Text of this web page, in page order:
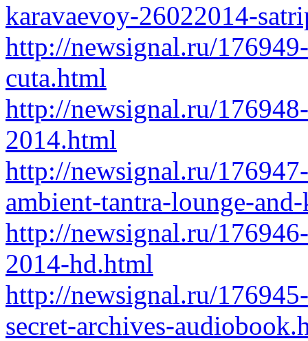
karavaevoy-26022014-
http://newsignal.ru/
cuta.html
http://newsignal.ru/
2014.html
http://newsignal.ru/
ambient-tantra-lounge-
http://newsignal.ru/
2014-hd.html
http://newsignal.ru/
secret-archives-